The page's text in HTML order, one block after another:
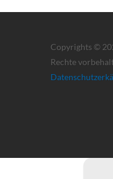
Copyrights ©
Rechte